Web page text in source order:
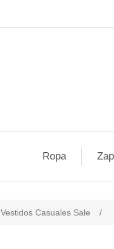
Ropa
Vestidos Casuales Sale /